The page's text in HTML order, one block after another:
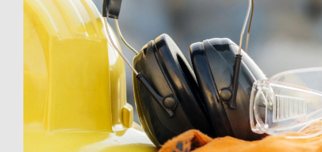
Артикул: S451OGRS
1 134 грн
Артикул: HA25BKRS/M
640 грн